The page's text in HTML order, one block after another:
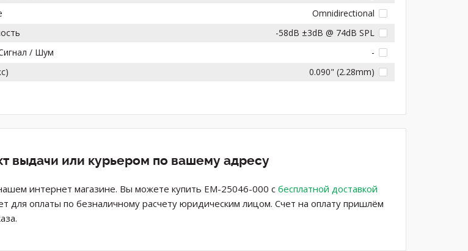
Omnidirectional
-58dB ±3dB @ 74dB SPL
/ Шум
-
0.090" (2.28mm)
выдачи или курьером по вашему адресу
интернет магазине. Вы можете купить EM-25046-000 с бесплатной доставкой
для оплаты по безналичному расчету юридическим лицом. Счет на оплату пришлём